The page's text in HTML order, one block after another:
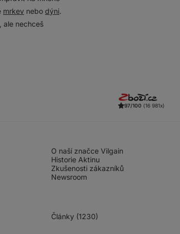
mrkev nebo dýni.
ale nechceš
97/100 (16 981x)
O naší značce Vilgain
Historie Aktinu
Zkušenosti zákazníků
Newsroom
Články (1230)